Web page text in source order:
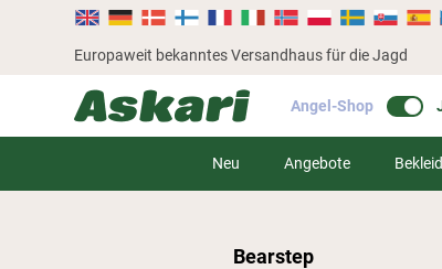
Europaweit bekanntes Versandhaus für die Jagd
Angel-Shop
Neu Angebote
Bearstep